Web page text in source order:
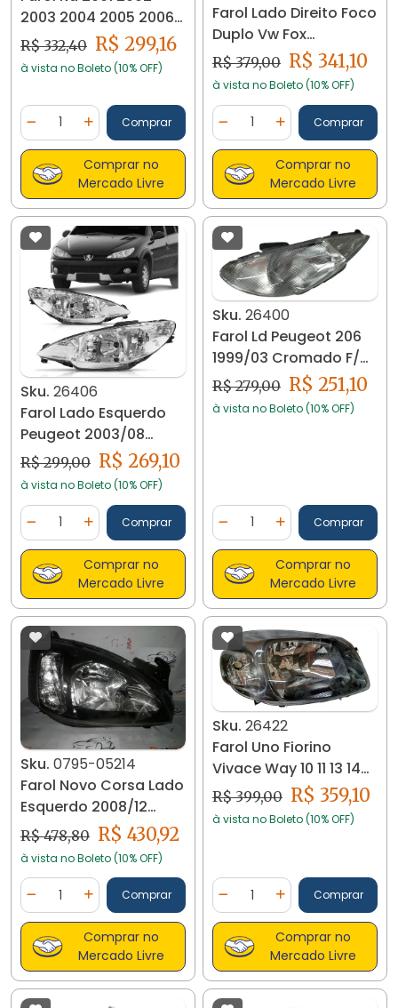
2003 2004 2005 2006
2007 Cromado
R$ 332,40 R$ 299,16
à vista no Boleto (10% OFF)
Diminuir Quantidade
Quantidade
Adicionar Quantidade
Comprar
Comprar no
Mercado Livre
Farol Lado Direito Foco
Duplo Vw Fox
2010/2014 4249
R$ 379,00 R$ 341,10
à vista no Boleto (10% OFF)
Diminuir Quantidade
Quantidade
AdicionarComprar
Comprar no
Mercado Livre
Sku. 26406
Farol Lado Esquerdo
Peugeot 2003/08
Cromado 26406
R$ 299,00 R$ 269,10
à vista no Boleto (10% OFF)
Diminuir Quantidade
Quantidade
Adicionar Quantidade
Comprar
Comprar no
Mercado Livre
Sku. 26400
Farol Ld Peugeot 206
1999/03 Cromado F/
Simp 26400
R$ 279,00 R$ 251,10
à vista no Boleto (10% OFF)
Diminuir Quantidade
Quantidade
AdicionarComprar
Comprar no
Mercado Livre
Sku. 0795-05214
Farol Novo Corsa Lado
Esquerdo 2008/12
Original 0795
R$ 478,80 R$ 430,92
à vista no Boleto (10% OFF)
Diminuir Quantidade
Quantidade
Adicionar Quantidade
Comprar
Comprar no
Mercado Livre
Sku. 26422
Farol Uno Fiorino
Vivace Way 10 11 13 14
Máscara Negra 26422
R$ 399,00 R$ 359,10
à vista no Boleto (10% OFF)
Diminuir Quantidade
Quantidade
AdicionarComprar
Comprar no
Mercado Livre